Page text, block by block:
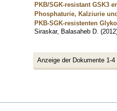
PKB/SGK-resistant GSK3
Phosphaturie, Kalziurie
PKB-SGK-resistenten
Siraskar, Balasaheb D. (2012
Anzeige der Dokumente 1-4